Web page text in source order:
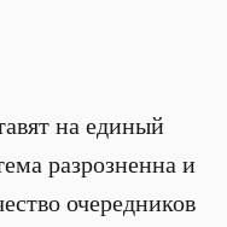
на единый
разрозненна и
очередников